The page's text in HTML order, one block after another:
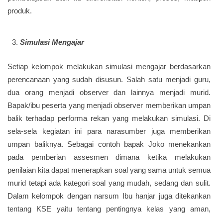
produk.
Simulasi Mengajar
Setiap kelompok melakukan simulasi mengajar berdasarkan
perencanaan yang sudah disusun. Salah satu menjadi guru,
dua orang menjadi observer dan lainnya menjadi murid.
Bapak/ibu peserta yang menjadi observer memberikan umpan
balik terhadap performa rekan yang melakukan simulasi. Di
sela-sela kegiatan ini para narasumber juga memberikan
umpan baliknya. Sebagai contoh bapak Joko menekankan
pada pemberian assesmen dimana ketika melakukan
penilaian kita dapat menerapkan soal yang sama untuk semua
murid tetapi ada kategori soal yang mudah, sedang dan sulit.
Dalam kelompok dengan narsum Ibu hanjar juga ditekankan
tentang KSE yaitu tentang pentingnya kelas yang aman,